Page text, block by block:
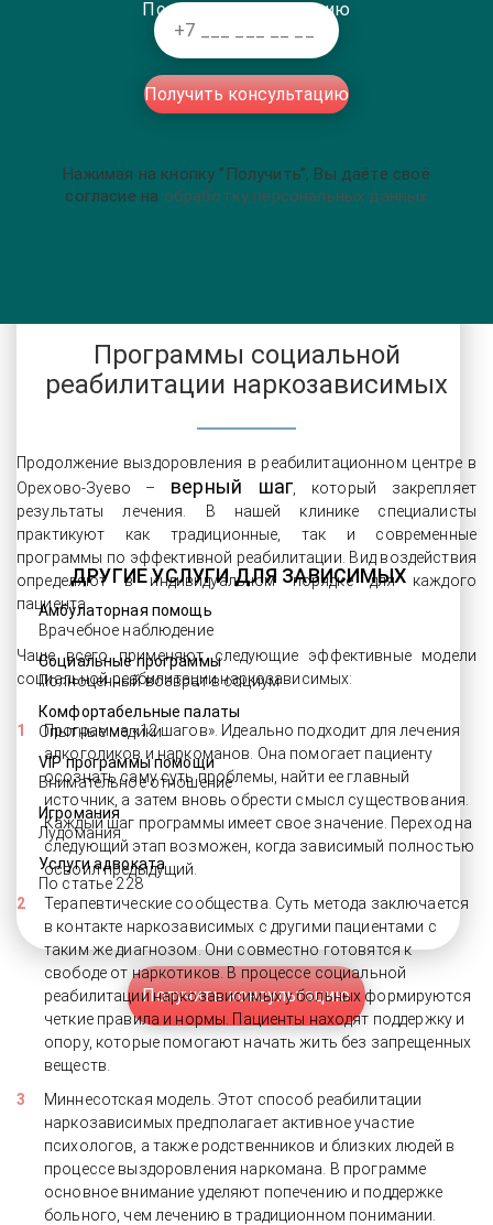
Получить консультацию
ДРУГИЕ УСЛУГИ ДЛЯ ЗАВИСИМЫХ
Амбулаторная помощь
Врачебное наблюдение
Социальные программы
Полноценный возврат в социум
Комфортабельные палаты
Опытные медики
VIP программы помощи
Внимательное отношение
Игромания
Лудомания
Услуги адвоката
По статье 228
Получить консультацию
Получить консультацию
Нажимая на кнопку ”Получить”, Вы даёте своё
согласие на обработку персональных данных
Программы социальной
реабилитации наркозависимых
Продолжение выздоровления в реабилитационном центре в
Орехово-Зуево – верный шаг , который закрепляет
результаты лечения. В нашей клинике специалисты
практикуют как традиционные, так и современные
программы по эффективной реабилитации. Вид воздействия
определяют в индивидуальном порядке для каждого
пациента.
Чаще всего применяют следующие эффективные модели
социальной реабилитации наркозависимых:
Программа «12 шагов». Идеально подходит для лечения
алкоголиков и наркоманов. Она помогает пациенту
осознать саму суть проблемы, найти ее главный
источник, а затем вновь обрести смысл существования.
Каждый шаг программы имеет свое значение. Переход на
следующий этап возможен, когда зависимый полностью
освоил предыдущий.
Терапевтические сообщества. Суть метода заключается
в контакте наркозависимых с другими пациентами с
таким же диагнозом. Они совместно готовятся к
свободе от наркотиков. В процессе социальной
реабилитации наркозависимых у больных формируются
четкие правила и нормы. Пациенты находят поддержку и
опору, которые помогают начать жить без запрещенных
веществ.
Миннесотская модель. Этот способ реабилитации
наркозависимых предполагает активное участие
психологов, а также родственников и близких людей в
процессе выздоровления наркомана. В программе
основное внимание уделяют попечению и поддержке
больного, чем лечению в традиционном понимании.